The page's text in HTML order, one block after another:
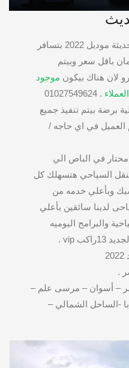
وكمان عندنا اتوبيسات مكيفة حديثة موديل 2022 بتسافر
باقل سعر وبيتم
لان هناك بيكون موجود
. 01027549624
برضة بيتم تنفيذ جميع
العميل في اي حاجه /
محتار في الباص الي
السياحي هتسهلك كل
وبأعلي خدمه من
لدينا سائقين بأعلي
والبرامج اليوميه
متاح ميكروباص 2022 الشكل الجديد 13راكب vip .
.
– أسوان – مرسى علم –
-الساحل الشمالي –